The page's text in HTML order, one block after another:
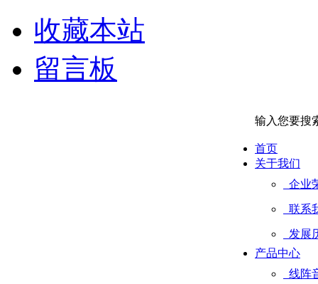
收藏本站
留言板
输入您要搜
首页
关于我们
企业
联系
发展
产品中心
线阵